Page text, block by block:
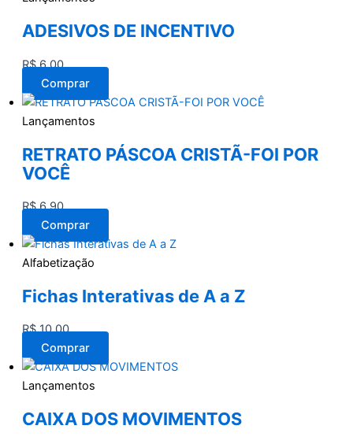
ADESIVOS DE INCENTIVO
R$6,00
Comprar
Lançamentos
RETRATO PÁSCOA CRISTÃ-FOI POR
VOCÊ
R$6,90
Comprar
Alfabetização
Fichas Interativas de A a Z
R$10,00
Comprar
Lançamentos
CAIXA DOS MOVIMENTOS